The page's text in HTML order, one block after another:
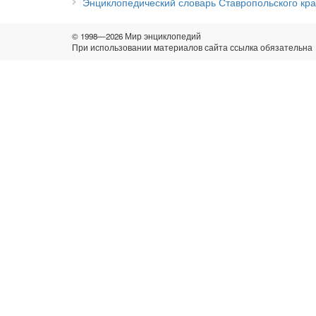
© 1998—2026 Мир энциклопедий
При использовании материалов сайта ссылка обязательна